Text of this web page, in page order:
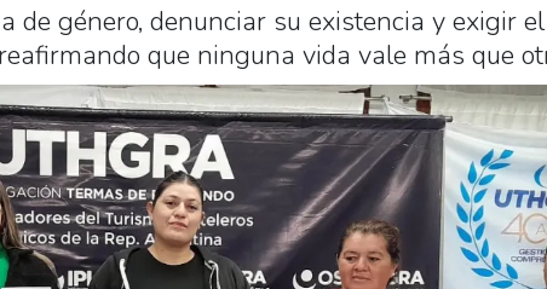
de género, denunciar su existencia y exigir el
que ninguna vida vale más que